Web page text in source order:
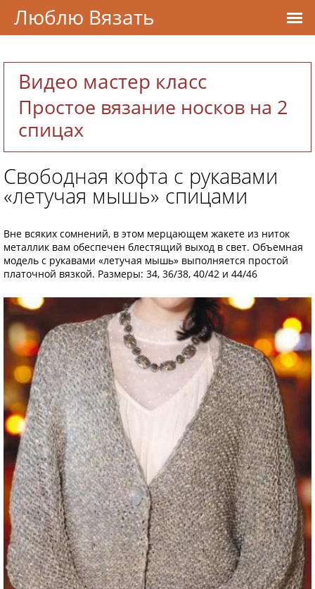
Видео мастер класс
Простое вязание носков на 2
спицах
Свободная кофта с рукавами
«летучая мышь» спицами
Вне всяких сомнений, в этом мерцающем жакете из ниток
металлик вам обеспечен блестящий выход в свет. Объемная
модель с рукавами «летучая мышь» выполняется простой
платочной вязкой. Размеры: 34, 36/38, 40/42 и 44/46
Люблю Вязать